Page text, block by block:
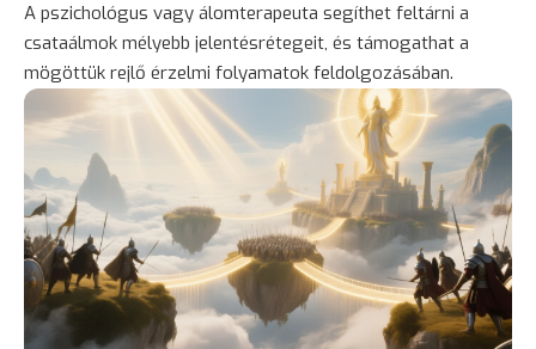
A pszichológus vagy álomterapeuta segíthet feltárni a
csataálmok mélyebb jelentésrétegeit, és támogathat a
mögöttük rejlő érzelmi folyamatok feldolgozásában.